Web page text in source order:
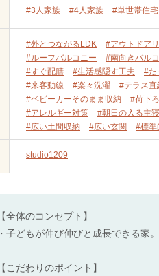
#3人家族 #4人家族 #単世帯住宅
#外とつながるLDK #アウトドア
#ルーフバルコニー
#南向きバル
#すぐ配膳
#生活感隠す工夫 #た
#来客動線
#楽々洗濯 #テラス直
#ベビーカーそのまま収納
#荷下
#アレルギー対策
#朝日の入る主
#広い土間収納
#広い玄関 #標準
studio1209
【全体のコンセプト】
・子どもが伸び伸びと成長できる家。
【こだわりのポイント】